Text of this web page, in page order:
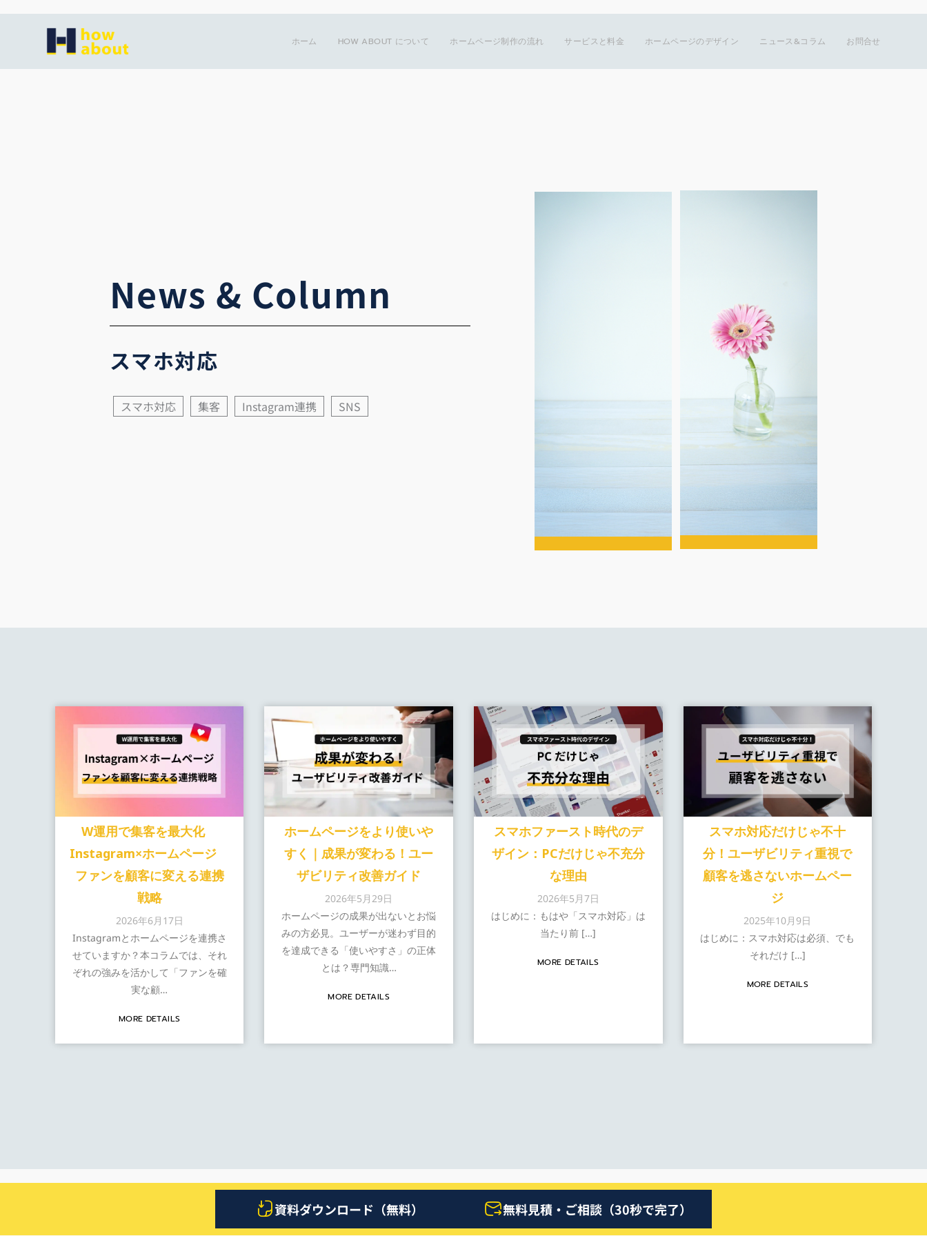
ス
ホーム HOW ABOUT について ホームページ制作の流れ サービスと料金 ホームページのデザイン ニュース&コラム お問合せ
News & Column
スマホ対応
スマホ対応 集客 Instagram連携 SNS
W運用で集客を最大化
Instagram×ホームページ
ファンを顧客に変える連携
戦略
2026年6月17日
Instagramとホームページを連携さ
せていますか？本コラムでは、それ
ぞれの強みを活かして「ファンを確
実な顧…
MORE DETAILS
ホームページをより使いや
すく｜成果が変わる！ユー
ザビリティ改善ガイド
2026年5月29日
ホームページの成果が出ないとお悩
みの方必見。ユーザーが迷わず目的
を達成できる「使いやすさ」の正体
とは？専門知識…
MORE DETAILS
スマホファースト時代のデ
ザイン：PCだけじゃ不充分
な理由
2026年5月7日
はじめに：もはや「スマホ対応」は
当たり前 […]
MORE DETAILS
スマホ対応だけじゃ不十
分！ユーザビリティ重視で
顧客を逃さないホームペー
ジ
2025年10月9日
はじめに：スマホ対応は必須、でも
それだけ […]
MORE DETAILS
資料ダウンロード（無料） 無料見積・ご相談（30秒で完了）